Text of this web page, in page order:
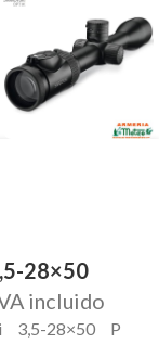
28×50
incluido
3,5-28×50 P